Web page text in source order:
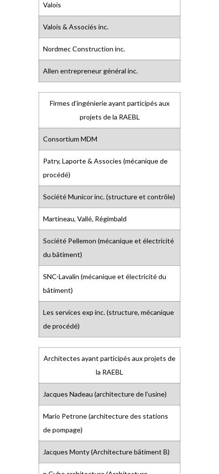
Valois
Valois & Associés inc.
Nordmec Construction inc.
Allen entrepreneur général inc.
Firmes d’ingénierie ayant participés aux
projets de la RAEBL
Consortium MDM
Patry, Laporte & Associes (mécanique de
procédé)
Société Municor inc. (structure et contrôle)
Martineau, Vallé, Régimbald
Société Pellemon (mécanique et électricité
du bâtiment)
SNC-Lavalin (mécanique et électricité du
bâtiment)
Les services exp inc. (structure, mécanique
de procédé)
Architectes ayant participés aux projets de
la RAEBL
Jacques Nadeau (architecture de l’usine)
Mario Petrone (architecture des stations
de pompage)
Jacques Monty (Architecture bâtiment B)